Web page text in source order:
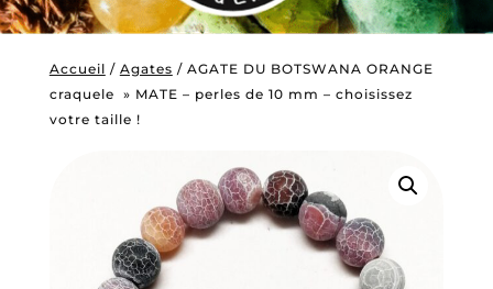
Accueil / Agates / AGATE DU BOTSWANA ORANGE
craquele » MATE – perles de 10 mm – choisissez
votre taille !